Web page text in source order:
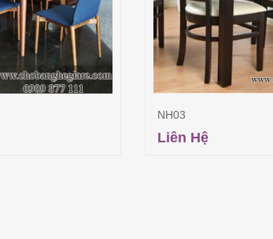
NH03
Liên Hệ